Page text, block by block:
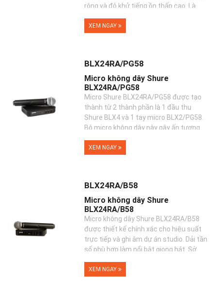
rộng và độ khử tiếng ồn thấp cao. Là
XEM NGAY
BLX24RA/PG58
Micro không dây Shure
BLX24RA/PG58
Micro Shure BLX24RA/PG58 được tạo
thành từ 2 thành phần là 1 đầu thu
Shure BLX4 và 1 tay micro BLX2/PG58.
Bộ micro không dây này gây ấn tượng
XEM NGAY
BLX24RA/B58
Micro không dây Shure
BLX24RA/B58
Micro không dây Shure BLX24RA/B58
được thiết kế chính xác cho hiệu suất
trực tiếp và ghi âm dự án studio. Dải tần
số phù hợp làm nổi bật giọng hát. Sở
XEM NGAY